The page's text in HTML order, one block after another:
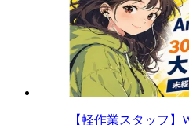
【軽作業スタッフ